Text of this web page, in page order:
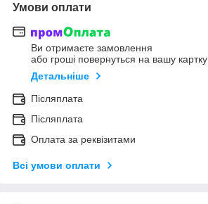
Умови оплати
Ви отримаєте замовлення
або гроші повернуться на вашу картку
Детальніше
Післяплата
Післяплата
Оплата за реквізитами
Всі умови оплати